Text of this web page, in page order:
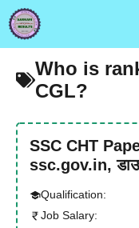
Skip
to
content
Who is
CGL?
SSC CHT
ssc.gov.in,
Qualification:
Job Salary: